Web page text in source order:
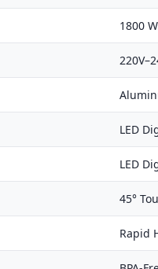
1800
LED
LED
45°
Rapid